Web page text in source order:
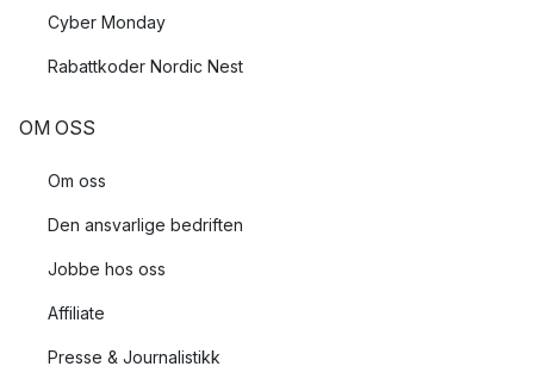
Cyber Monday
Rabattkoder Nordic Nest
OM OSS
Om oss
Den ansvarlige bedriften
Jobbe hos oss
Affiliate
Presse & Journalistikk